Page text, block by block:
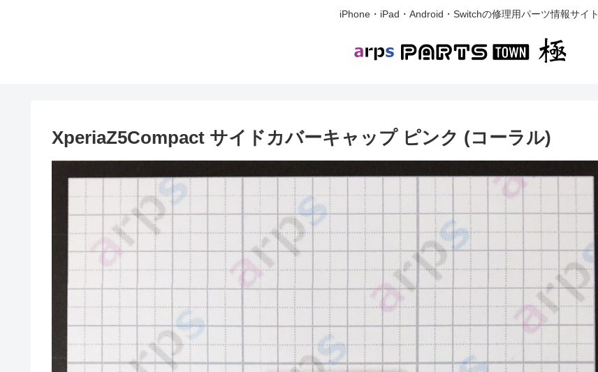
iPhone・iPad・Android・Switchの修理用パーツ情報サイト
XperiaZ5Compact サイドカバーキャップ ピンク (コーラル)